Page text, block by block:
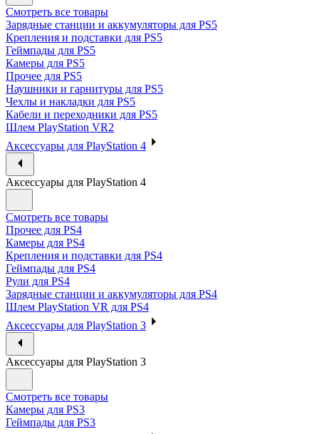
Смотреть все товары
Зарядные станции и аккумуляторы для PS5
Крепления и подставки для PS5
Геймпады для PS5
Камеры для PS5
Прочее для PS5
Наушники и гарнитуры для PS5
Чехлы и накладки для PS5
Кабели и переходники для PS5
Шлем PlayStation VR2
Аксессуары для PlayStation 4
Аксессуары для PlayStation 4
Смотреть все товары
Прочее для PS4
Камеры для PS4
Крепления и подставки для PS4
Геймпады для PS4
Рули для PS4
Зарядные станции и аккумуляторы для PS4
Шлем PlayStation VR для PS4
Аксессуары для PlayStation 3
Аксессуары для PlayStation 3
Смотреть все товары
Камеры для PS3
Геймпады для PS3